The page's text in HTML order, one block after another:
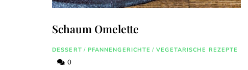
Schaum Omelette
DESSERT / PFANNENGERICHTE / VEGETARISCHE REZEPTE
0